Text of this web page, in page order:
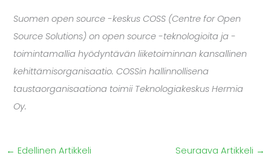
Suomen open source -keskus COSS (Centre for Open
Source Solutions) on open source -teknologioita ja -
toimintamallia hyödyntävän liiketoiminnan kansallinen
kehittämisorganisaatio. COSSin hallinnollisena
taustaorganisaationa toimii Teknologiakeskus Hermia
Oy.
← Edellinen Artikkeli Seuraava Artikkeli →